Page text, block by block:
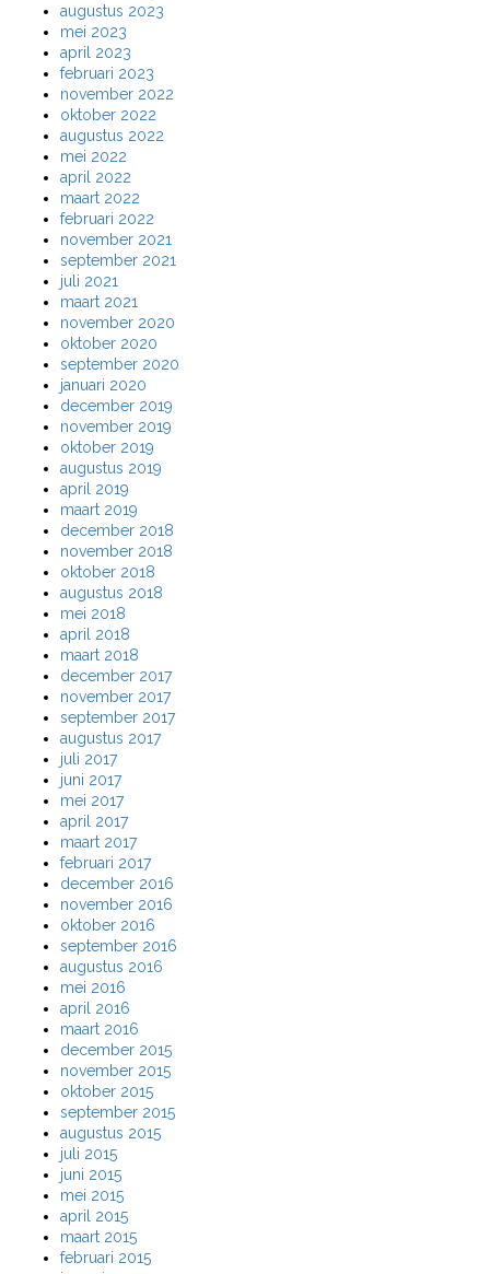
augustus 2023
mei 2023
april 2023
februari 2023
november 2022
oktober 2022
augustus 2022
mei 2022
april 2022
maart 2022
februari 2022
november 2021
september 2021
juli 2021
maart 2021
november 2020
oktober 2020
september 2020
januari 2020
december 2019
november 2019
oktober 2019
augustus 2019
april 2019
maart 2019
december 2018
november 2018
oktober 2018
augustus 2018
mei 2018
april 2018
maart 2018
december 2017
november 2017
september 2017
augustus 2017
juli 2017
juni 2017
mei 2017
april 2017
maart 2017
februari 2017
december 2016
november 2016
oktober 2016
september 2016
augustus 2016
mei 2016
april 2016
maart 2016
december 2015
november 2015
oktober 2015
september 2015
augustus 2015
juli 2015
juni 2015
mei 2015
april 2015
maart 2015
februari 2015